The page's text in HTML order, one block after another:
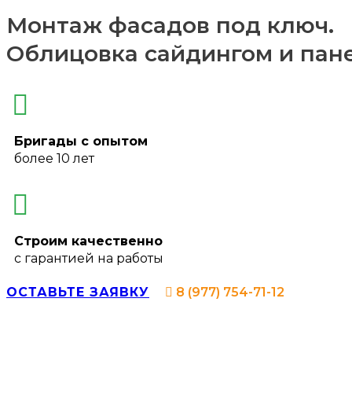
Монтаж фасадов под ключ.
Облицовка сайдингом и
Бригады с опытом
более 10 лет
Строим качественно
с гарантией на работы
ОСТАВЬТЕ ЗАЯВКУ 8 (977) 754-71-12